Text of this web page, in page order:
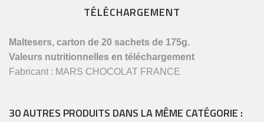
TÉLÉCHARGEMENT
Maltesers, carton de 20 sachets de 175g.
Valeurs nutritionnelles en téléchargement
Fabricant : MARS CHOCOLAT FRANCE
30 AUTRES PRODUITS DANS LA MÊME CATÉGORIE :